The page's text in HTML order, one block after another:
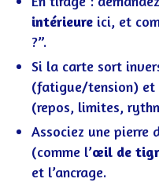
intérieure ici, et
?”.
Si la carte sort
(fatigue/tension) et
(repos, limites,
Associez une pierre
(comme l’œil de
et l’ancrage.